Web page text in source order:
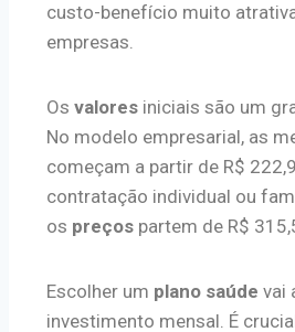
custo-benefício muito
empresas.
Os valores iniciais são um
No modelo empresarial, as
começam a partir de R$
contratação individual ou
os preços partem de R$
Escolher um plano saúde vai
investimento mensal. É